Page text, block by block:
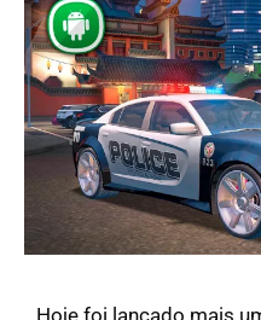
Hoje foi lançado mais